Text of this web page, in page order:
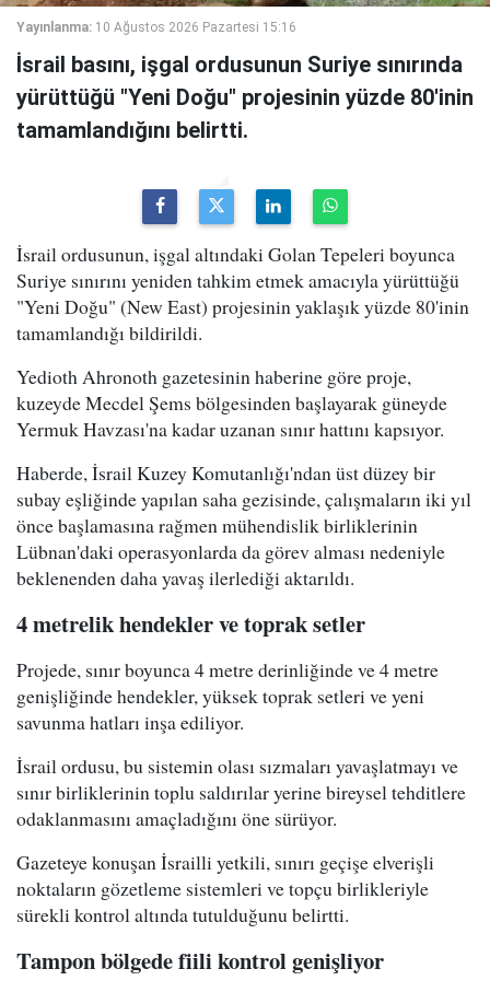
Yayınlanma: 10 Ağustos 2026 Pazartesi 15:16
İsrail basını, işgal ordusunun Suriye sınırında
yürüttüğü "Yeni Doğu" projesinin yüzde 80'inin
tamamlandığını belirtti.
İsrail ordusunun, işgal altındaki Golan Tepeleri boyunca
Suriye sınırını yeniden tahkim etmek amacıyla yürüttüğü
"Yeni Doğu" (New East) projesinin yaklaşık yüzde 80'inin
tamamlandığı bildirildi.
Yedioth Ahronoth gazetesinin haberine göre proje,
kuzeyde Mecdel Şems bölgesinden başlayarak güneyde
Yermuk Havzası'na kadar uzanan sınır hattını kapsıyor.
Haberde, İsrail Kuzey Komutanlığı'ndan üst düzey bir
subay eşliğinde yapılan saha gezisinde, çalışmaların iki yıl
önce başlamasına rağmen mühendislik birliklerinin
Lübnan'daki operasyonlarda da görev alması nedeniyle
beklenenden daha yavaş ilerlediği aktarıldı.
4 metrelik hendekler ve toprak setler
Projede, sınır boyunca 4 metre derinliğinde ve 4 metre
genişliğinde hendekler, yüksek toprak setleri ve yeni
savunma hatları inşa ediliyor.
İsrail ordusu, bu sistemin olası sızmaları yavaşlatmayı ve
sınır birliklerinin toplu saldırılar yerine bireysel tehditlere
odaklanmasını amaçladığını öne sürüyor.
Gazeteye konuşan İsrailli yetkili, sınırı geçişe elverişli
noktaların gözetleme sistemleri ve topçu birlikleriyle
sürekli kontrol altında tutulduğunu belirtti.
Tampon bölgede fiili kontrol genişliyor